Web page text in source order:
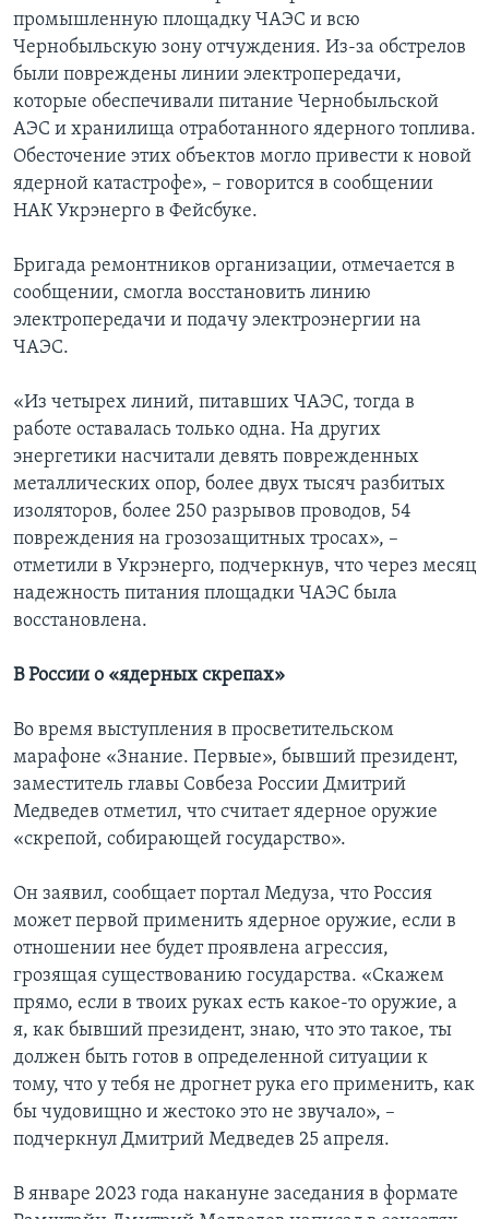
промышленную площадку ЧАЭС и всю
Чернобыльскую зону отчуждения. Из-за обстрелов
были повреждены линии электропередачи,
которые обеспечивали питание Чернобыльской
АЭС и хранилища отработанного ядерного топлива.
Обесточение этих объектов могло привести к новой
ядерной катастрофе», – говорится в сообщении
НАК Укрэнерго в Фейсбуке.
Бригада ремонтников организации, отмечается в
сообщении, смогла восстановить линию
электропередачи и подачу электроэнергии на
ЧАЭС.
«Из четырех линий, питавших ЧАЭС, тогда в
работе оставалась только одна. На других
энергетики насчитали девять поврежденных
металлических опор, более двух тысяч разбитых
изоляторов, более 250 разрывов проводов, 54
повреждения на грозозащитных тросах», –
отметили в Укрэнерго, подчеркнув, что через месяц
надежность питания площадки ЧАЭС была
восстановлена.
В России о «ядерных скрепах»
Во время выступления в просветительском
марафоне «Знание. Первые», бывший президент,
заместитель главы Совбеза России Дмитрий
Медведев отметил, что считает ядерное оружие
«скрепой, собирающей государство».
Он заявил, сообщает портал Медуза, что Россия
может первой применить ядерное оружие, если в
отношении нее будет проявлена агрессия,
грозящая существованию государства. «Скажем
прямо, если в твоих руках есть какое-то оружие, а
я, как бывший президент, знаю, что это такое, ты
должен быть готов в определенной ситуации к
тому, что у тебя не дрогнет рука его применить, как
бы чудовищно и жестоко это не звучало», –
подчеркнул Дмитрий Медведев 25 апреля.
В январе 2023 года накануне заседания в формате